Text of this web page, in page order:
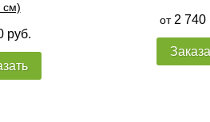
см)
руб.
от 2 740